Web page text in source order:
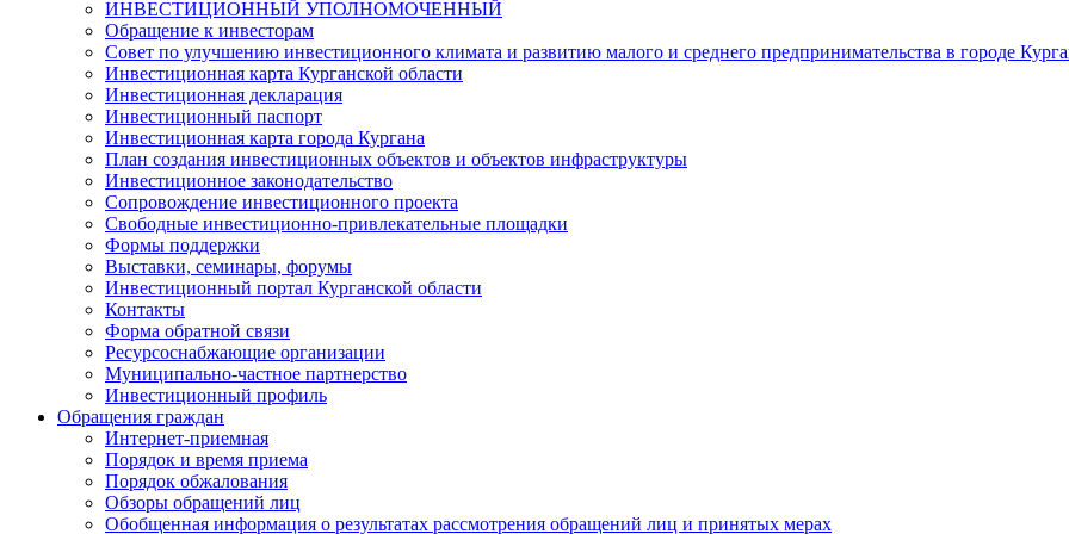
ИНВЕСТИЦИОННЫЙ УПОЛНОМОЧЕННЫЙ
Обращение к инвесторам
Совет по улучшению инвестиционного климата и развитию малого и среднего предпринимательства в городе
Инвестиционная карта Курганской области
Инвестиционная декларация
Инвестиционный паспорт
Инвестиционная карта города Кургана
План создания инвестиционных объектов и объектов инфраструктуры
Инвестиционное законодательство
Сопровождение инвестиционного проекта
Свободные инвестиционно-привлекательные площадки
Формы поддержки
Выставки, семинары, форумы
Инвестиционный портал Курганской области
Контакты
Форма обратной связи
Ресурсоснабжающие организации
Муниципально-частное партнерство
Инвестиционный профиль
Обращения граждан
Интернет-приемная
Порядок и время приема
Порядок обжалования
Обзоры обращений лиц
Обобщенная информация о результатах рассмотрения обращений лиц и принятых мерах